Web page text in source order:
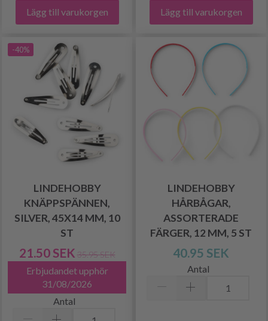
Lägg till varukorgen Lägg till varukorgen
-40%
LINDEHOBBY
KNÄPPSPÄNNEN,
SILVER, 45X14 MM, 10
ST
21.50 SEK 35.95 SEK
Erbjudandet upphör
31/08/2026
Antal
LINDEHOBBY
HÅRBÅGAR,
ASSORTERADE
FÄRGER, 12 MM, 5 ST
40.95 SEK
Antal